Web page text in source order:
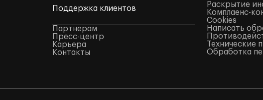
Поддержка клиентов
Партнерам
Пресс-центр
Карьера
Контакты
Раскрытие
Комплаенс-
Cookies
Написать
Технические
Обработка